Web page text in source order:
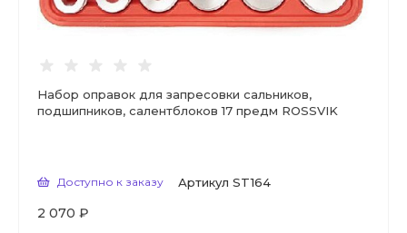
Набор оправок для запресовки сальников,
подшипников, салентблоков 17 предм ROSSVIK
Доступно к заказу Артикул ST164
2 070 ₽